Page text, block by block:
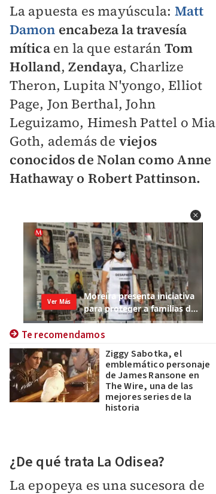
La apuesta es mayúscula: Matt
Damon encabeza la travesía
míticaen la que estarán Tom
Holland,Zendaya, Charlize
Theron, Lupita N'yongo, Elliot
Page, Jon Berthal, John
Leguizamo, Himesh Pattel o Mia
Goth, además de viejos
conocidos de Nolan como Anne
Hathaway o Robert Pattinson.
Te recomendamos
Ziggy Sabotka, el
emblemático personaje
de James Ransone en
The Wire, una de las
mejores series de la
historia
¿De qué trata La Odisea?
La epopeya es una sucesora de